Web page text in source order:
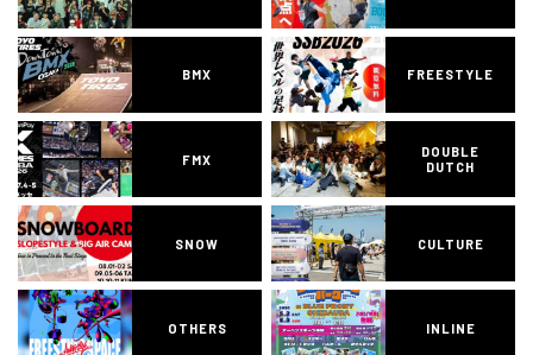
BMX FREESTYLE
FMX
DOUBLE
DUTCH
SNOW CULTURE
OTHERS INLINE